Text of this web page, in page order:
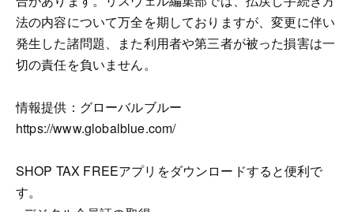
法の内容について万全を期しておりますが、変更に伴い
発生した諸問題、また利用者や第三者が被った損害は一
切の責任を負いません。
情報提供：グローバルブルー
https://www.globalblue.com/
SHOP TAX FREEアプリをダウンロードすると便利で
す。